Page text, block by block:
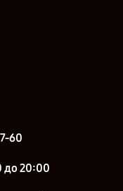
60
до 20:00